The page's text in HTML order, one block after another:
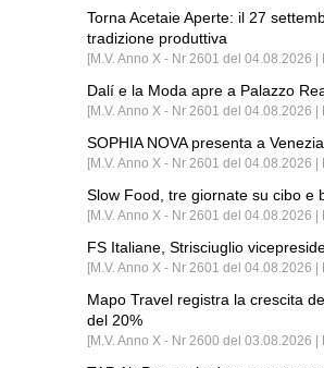
Torna Acetaie Aperte: il 27
tradizione produttiva
[M.V. Anno X - Nr 2601 del 04.08.2026 |
Dalí e la Moda apre a Palazzo
[M.V. Anno X - Nr 2601 del 04.08.2026 |
SOPHIA NOVA presenta a
[M.V. Anno X - Nr 2601 del 04.08.2026
Slow Food, tre giornate su cibo e
[M.V. Anno X - Nr 2601 del 04.08.2026 |
FS Italiane, Strisciuglio
[M.V. Anno X - Nr 2601 del 04.08.2026 |
Mapo Travel registra la crescita
del 20%
[M.V. Anno X - Nr 2600 del 03.08.2026 |